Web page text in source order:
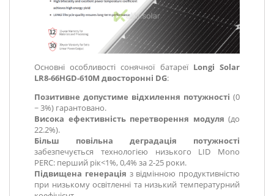
Основні особливості сонячної батареї Longi Solar
LR8-66HGD-610M двосторонні DG:
Позитивне допустиме відхилення потужності (0
~ 3%) гарантовано.
Висока ефективність перетворення модуля (до
22.2%).
Більш повільна деградація потужності
забезпечується технологією низького LID Mono
PERC: перший рік<1%, 0,4% за 2-25 роки.
Підвищена генерація з відмінною продуктивністю
при низькому освітленні та низький температурний